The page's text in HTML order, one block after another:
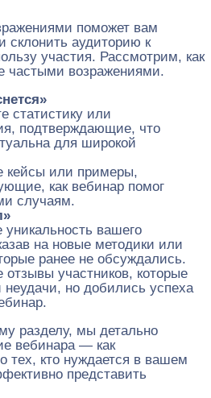
поможет вам
склонить аудиторию к
участия. Рассмотрим, как
частыми возражениями.
статистику или
подтверждающие, что
для широкой
кейсы или примеры,
как вебинар помог
случаям.
уникальность вашего
на новые методики или
ранее не обсуждались.
отзывы участников, которые
неудачи, но добились успеха
разделу, мы детально
вебинара — как
тех, кто нуждается в вашем
представить